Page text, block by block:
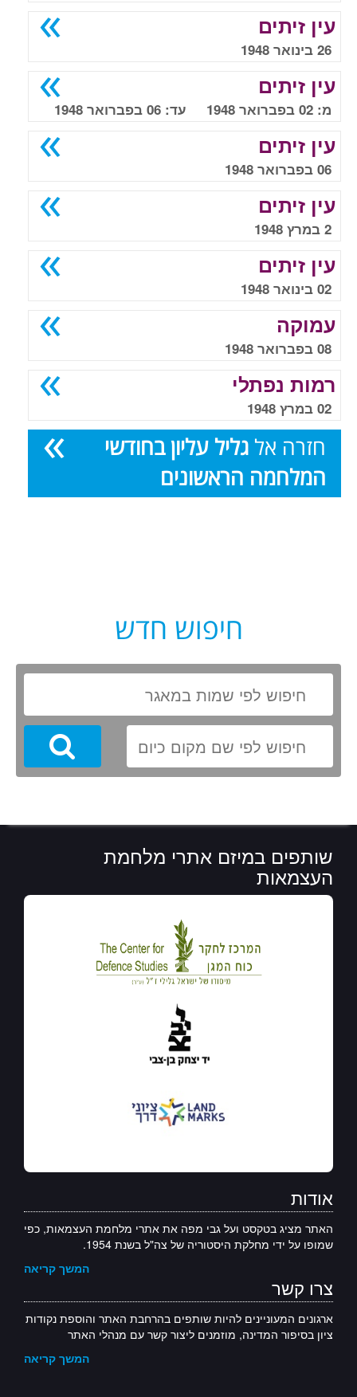
עין זיתים
26 בינואר 1948
עין זיתים
מ: 02 בפברואר 1948 עד: 06 בפברואר 1948
עין זיתים
06 בפברואר 1948
עין זיתים
2 במרץ 1948
עין זיתים
02 בינואר 1948
עמוקה
08 בפברואר 1948
רמות נפתלי
02 במרץ 1948
חזרה אל גליל עליון בחודשי
המלחמה הראשונים
חיפוש חדש
Search
שותפים במיזם אתרי מלחמת
העצמאות
אודות
האתר מציג בטקסט ועל גבי מפה את אתרי מלחמת העצמאות, כפי
שמופו על ידי מחלקת היסטוריה של צה"ל בשנת 1954.
המשך קריאה
צרו קשר
ארגונים המעוניינים להיות שותפים בהרחבת האתר והוספת נקודות
ציון בסיפור המדינה, מוזמנים ליצור קשר עם מנהלי האתר
המשך קריאה